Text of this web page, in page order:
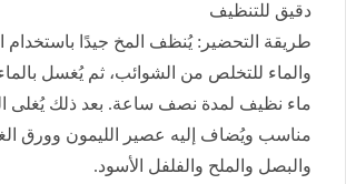
دقيق للتنظيف
طريقة التحضير: يُنظف المخ جيدًا باستخدام
والماء للتخلص من الشوائب، ثم يُغسل
ماء نظيف لمدة نصف ساعة. بعد ذلك يُغلى
مناسب ويُضاف إليه عصير الليمون وورق
والبصل والملح والفلفل الأسود.